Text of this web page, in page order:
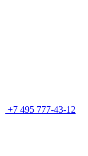
+7 495 777-43-12